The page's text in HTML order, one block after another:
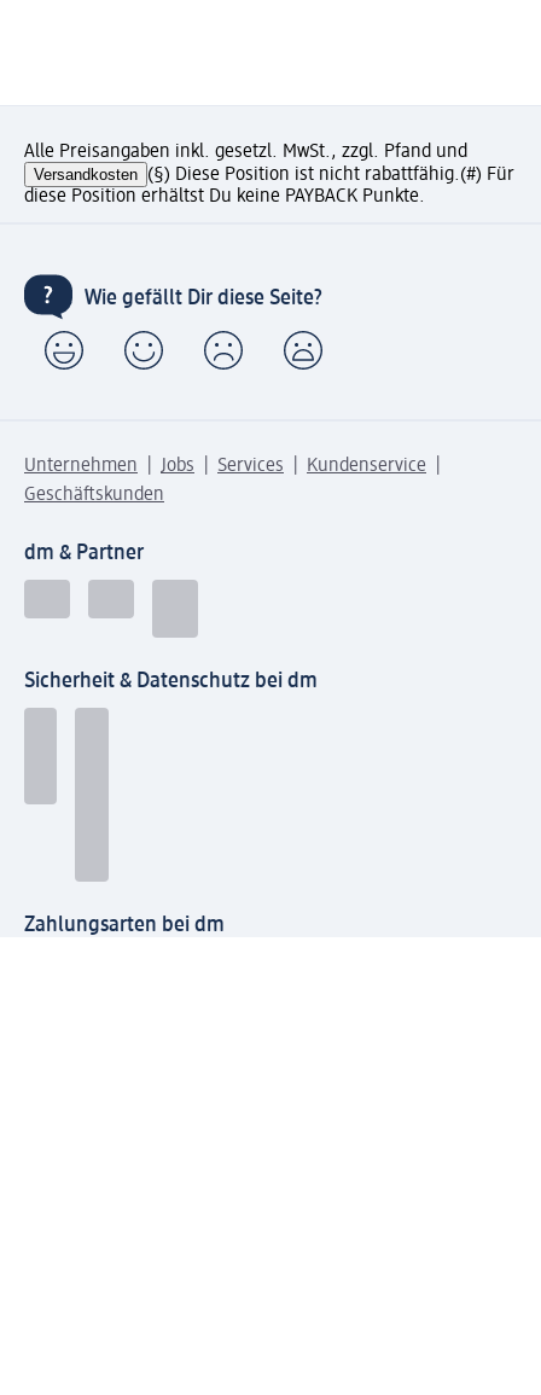
Alle Preisangaben inkl. gesetzl. MwSt., zzgl. Pfand und
Versandkosten (§) Diese Position ist nicht rabattfähig.(#) Für
diese Position erhältst Du keine PAYBACK Punkte.
Wie gefällt Dir diese Seite?
Unternehmen Jobs Services
Kundenservice
Geschäftskunden
dm & Partner
Sicherheit & Datenschutz bei dm
Zahlungsarten bei dm